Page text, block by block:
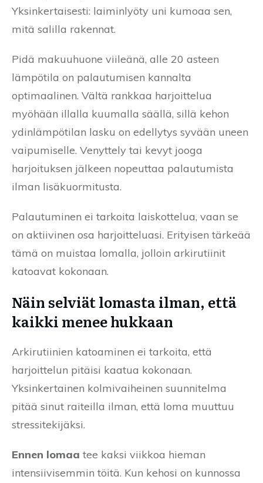
Yksinkertaisesti: laiminlyöty uni kumoaa sen,
mitä salilla rakennat.
Pidä makuuhuone viileänä, alle 20 asteen
lämpötila on palautumisen kannalta
optimaalinen. Vältä rankkaa harjoittelua
myöhään illalla kuumalla säällä, sillä kehon
ydinlämpötilan lasku on edellytys syvään uneen
vaipumiselle. Venyttely tai kevyt jooga
harjoituksen jälkeen nopeuttaa palautumista
ilman lisäkuormitusta.
Palautuminen ei tarkoita laiskottelua, vaan se
on aktiivinen osa harjoitteluasi. Erityisen tärkeää
tämä on muistaa lomalla, jolloin arkirutiinit
katoavat kokonaan.
Näin selviät lomasta ilman, että
kaikki menee hukkaan
Arkirutiinien katoaminen ei tarkoita, että
harjoittelun pitäisi kaatua kokonaan.
Yksinkertainen kolmivaiheinen suunnitelma
pitää sinut raiteilla ilman, että loma muuttuu
stressitekijäksi.
Ennen lomaa tee kaksi viikkoa hieman
intensiivisemmin töitä. Kun kehosi on kunnossa